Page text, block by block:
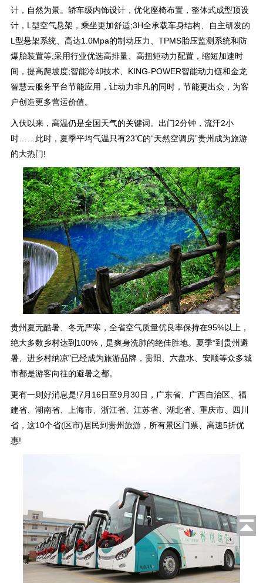
计，自然为景。轿车级内饰设计，优化座椅布置，整体式成型顶设
计，L型空气悬架，乘坐更加舒适;3H全承载车身结构、自主研发的
L型悬架系统、高达1.0Mpa的制动压力、TPMS胎压监测系统和防
爆胎装置等;采用行业优选高排量、高扭矩动力配置，缩短加速时
间，提高爬坡度;智能冷却技术、KING-POWER智能动力链和金龙
智慧云服务平台节能应用，让动力非凡的同时，节能更出众，为客
户创造更多营运价值。
入伏以来，高温仍是全国天气的关键词。出门2分钟，流汗2小
时……此时，夏季平均气温只有23℃的“天然空调房”贵州成为旅游
的大热门!
贵州夏无酷暑、冬无严寒，全省空气质量优良率保持在95%以上，
绝大多数乡村达到100%，是爽身洗肺的绝佳胜地。夏季“到贵州避
暑、进乡村纳凉”已经成为旅游品牌，贵阳、六盘水、安顺等众多城
市都是游客向往的避暑之都。
更有一则好消息是!7月16日至9月30日，广东省、广西自治区、福
建省、湖南省、上海市、浙江省、江苏省、湖北省、重庆市、四川
省，这10个省(区市)居民到贵州旅游，所有景区门票、高速5折优
惠!